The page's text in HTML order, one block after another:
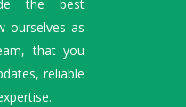
the best
ourselves as
that you
reliable